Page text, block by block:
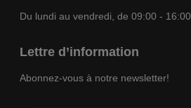
Du lundi au vendredi, de 09:00 - 16:00
Lettre d’information
Abonnez-vous à notre newsletter!